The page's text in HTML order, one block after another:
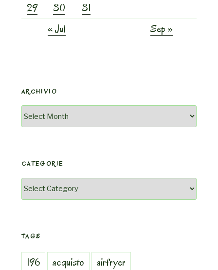
29
30
31
« Jul
Sep »
ARCHIVIO
Archivio
CATEGORIE
Categorie
TAGS
196 acquisto
airfryer